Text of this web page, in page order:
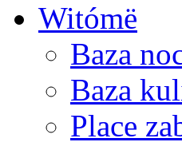
Witómë
Baza
Baza
Place